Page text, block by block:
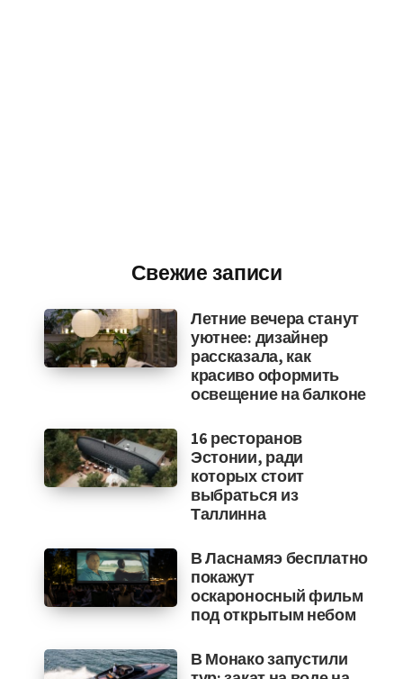
Свежие записи
Летние вечера станут
уютнее: дизайнер
рассказала, как
красиво оформить
освещение на балконе
16 ресторанов
Эстонии, ради
которых стоит
выбраться из
Таллинна
В Ласнамяэ бесплатно
покажут
оскароносный фильм
под открытым небом
В Монако запустили